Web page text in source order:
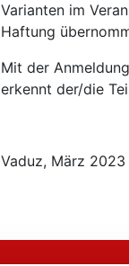
Varianten im
Haftung
Mit der
erkennt der/die
Vaduz, März 2023